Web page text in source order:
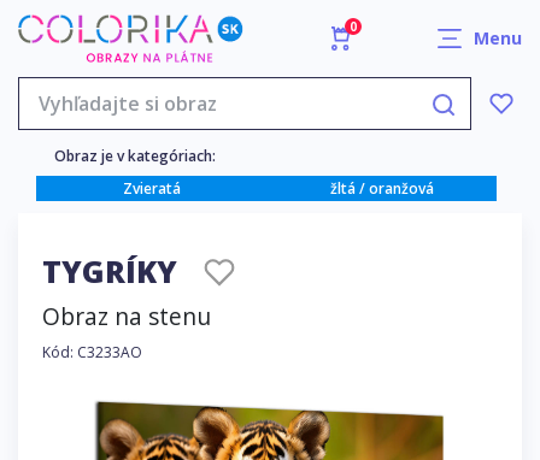
0 Menu
Obraz je v kategóriach:
Zvieratá
žltá / oranžová
TYGRÍKY
Obraz na stenu
Kód: C3233AO